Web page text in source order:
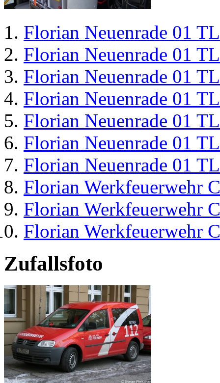
Florian Neuenrade 01
Florian Neuenrade 01
Florian Neuenrade 01
Florian Neuenrade 01
Florian Neuenrade 01
Florian Neuenrade 01
Florian Neuenrade 01
Florian Werkfeuerwehr
Florian Werkfeuerwehr
Florian Werkfeuerwehr
Zufallsfoto